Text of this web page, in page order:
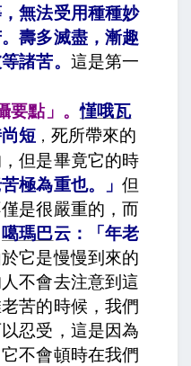
無法受用種種妙
壽多滅盡，漸趣
諸苦。 這是第一
要點」。慬哦瓦
短 ， 死所帶來的
但是畢竟它的時
極為重也。」但
是很嚴重的，而
噶瑪巴云：「年老
於它是慢慢到來的
不會去注意到這
苦的時候，我們
忍受，這是因為
不會頓時在我們